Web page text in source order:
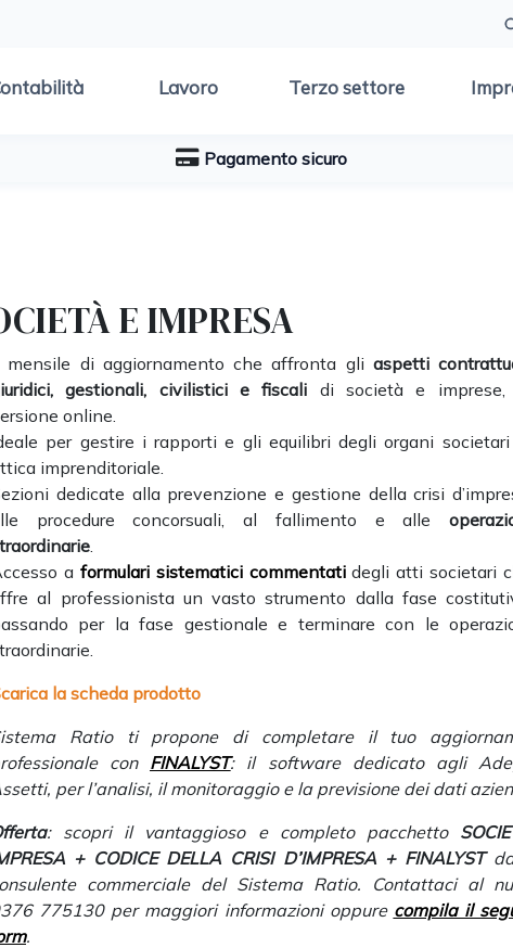
Lavoro Terzo settore
Pagamento sicuro
E IMPRESA
mensile di aggiornamento che affronta gli aspetti
gestionali, civilistici e fiscali di società e
online.
per gestire i rapporti e gli equilibri degli organi
imprenditoriale.
dedicate alla prevenzione e gestione della crisi
procedure concorsuali, al fallimento e alle
a formulari sistematici commentati degli atti societari
al professionista un vasto strumento dalla fase
per la fase gestionale e terminare con le
la scheda prodotto
Ratio ti propone di completare il tuo
con FINALYST: il software dedicato agli
per l’analisi, il monitoraggio e la previsione dei dati
: scopri il vantaggioso e completo pacchetto
+ CODICE DELLA CRISI D’IMPRESA + FINALYST
commerciale del Sistema Ratio. Contattaci al
775130 per maggiori informazioni oppure compila il
.